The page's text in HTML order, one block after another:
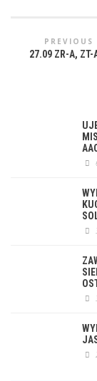
PREVIOUS
27.09 ZR-A, ZT-